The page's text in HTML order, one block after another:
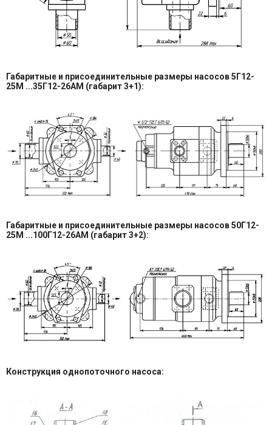
Габаритные и присоединительные размеры насосов 5Г12-
25М ...35Г12-26АМ (габарит 3+1):
Габаритные и присоединительные размеры насосов 50Г12-
25М ...100Г12-26АМ (габарит 3+2):
Конструкция однопоточного насоса: